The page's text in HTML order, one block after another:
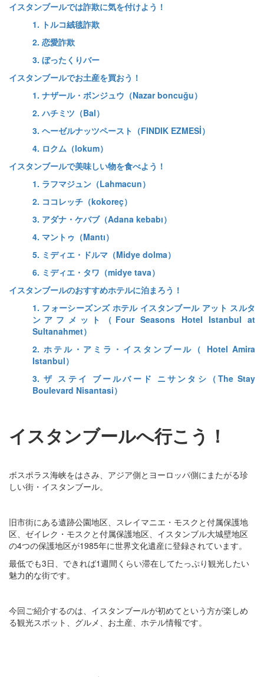
イスタンブールでは詐欺に気を付けよう！
1. トルコ絨毯詐欺
2. 恋愛詐欺
3. ぼったくりバー
イスタンブールでお土産を買おう！
1. ナザール・ボンジュウ（Nazar boncuğu）
2. ハチミツ（Bal）
3. ヘーゼルナッツペースト（FINDIK EZMESİ）
4. ロクム（lokum）
イスタンブールで美味しい物を食べよう！
1. ラフマジュン（Lahmacun）
2. ココレッチ（kokoreç）
3. アダナ・ケバブ（Adana kebabı）
4. マントゥ（Mantı）
5. ミディエ・ドルマ（Midye dolma）
6. ミディエ・タワ（midye tava）
イスタンブールのおすすめホテルに泊まろう！
1. フォーシーズンズ ホテル イスタンブール アット スルタ
ンアフメット（Four Seasons Hotel Istanbul at
Sultanahmet）
2. ホテル・アミラ・イスタンブール（ Hotel Amira
Istanbul）
3. ザ ステイ ブールバード ニサンタシ（The Stay
Boulevard Nisantasi）
イスタンブールへ行こう！
ボスポラス海峡をはさみ、アジア側とヨーロッパ側にまたがる珍
しい街・イスタンブール。
旧市街にある遺跡公園地区、スレイマニエ・モスクと付属保護地
区、ゼイレク・モスクと付属保護地区、イスタンブル大城壁地区
の4つの保護地区が1985年に世界文化遺産に登録されています。
最低でも3日、できれば1週間くらい滞在してたっぷり観光したい
魅力的な街です。
今回ご紹介するのは、イスタンブールが初めてという方が楽しめ
る観光スポット、グルメ、お土産、ホテル情報です。